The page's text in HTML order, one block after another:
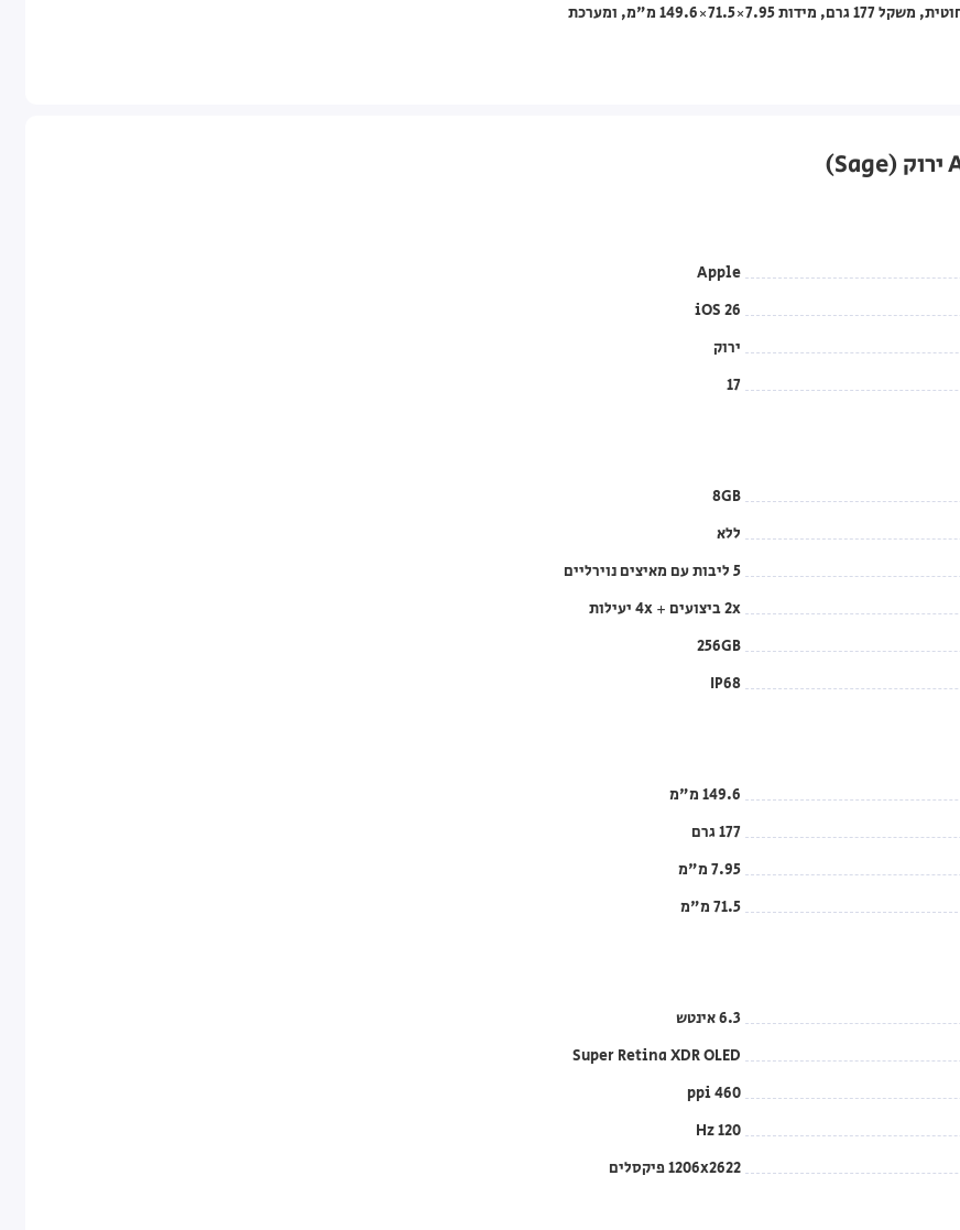
NFC ותמיכה בדור 5G עם Dual SIM (nano-SIM and eSIM), טעינה אלחוטית, משקל 177 גרם, מידות ‎149.6×71.5×7.95 מ"מ, ומערכת
Apple
iOS 26
ירוק
17
8GB
ללא
5 ליבות עם מאיצים נוירליים
2x ביצועים + 4x יעילות
256GB
IP68
149.6 מ"מ
177 גרם
7.95 מ"מ
71.5 מ"מ
6.3 אינטש
Super Retina XDR OLED
460 ppi
120 Hz
1206x2622 פיקסלים